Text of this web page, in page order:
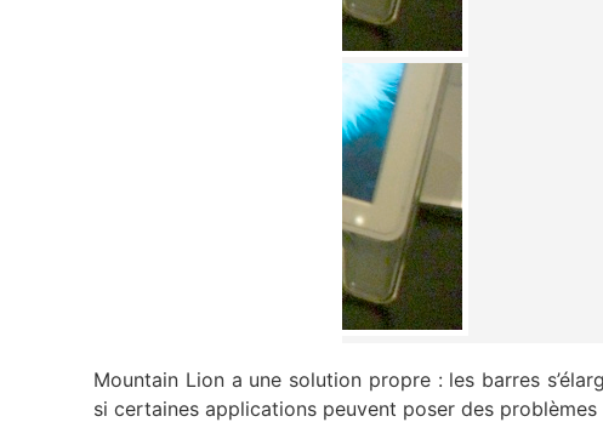
Mountain Lion a une solution propre : les barres
si certaines applications peuvent poser des